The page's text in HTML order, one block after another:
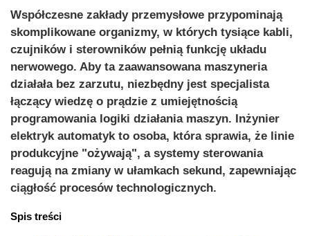
Współczesne zakłady przemysłowe przypominają
skomplikowane organizmy, w których tysiące kabli,
czujników i sterowników pełnią funkcję układu
nerwowego. Aby ta zaawansowana maszyneria
działała bez zarzutu, niezbędny jest specjalista
łączący wiedzę o prądzie z umiejętnością
programowania logiki działania maszyn. Inżynier
elektryk automatyk to osoba, która sprawia, że linie
produkcyjne "ożywają", a systemy sterowania
reagują na zmiany w ułamkach sekund, zapewniając
ciągłość procesów technologicznych.
Spis treści